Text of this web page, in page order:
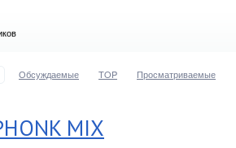
Обсуждаемые TOP Просматриваемые
MIX